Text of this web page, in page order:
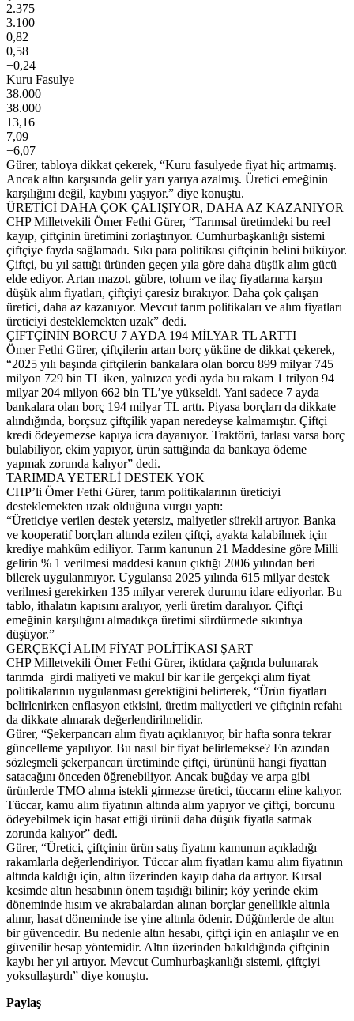
2.375
3.100
0,82
0,58
−0,24
Kuru Fasulye
38.000
38.000
13,16
7,09
−6,07
Gürer, tabloya dikkat çekerek, “Kuru fasulyede fiyat hiç artmamış.
Ancak altın karşısında gelir yarı yarıya azalmış. Üretici emeğinin
karşılığını değil, kaybını yaşıyor.” diye konuştu.
ÜRETİCİ DAHA ÇOK ÇALIŞIYOR, DAHA AZ KAZANIYOR
CHP Milletvekili Ömer Fethi Gürer, “Tarımsal üretimdeki bu reel
kayıp, çiftçinin üretimini zorlaştırıyor. Cumhurbaşkanlığı sistemi
çiftçiye fayda sağlamadı. Sıkı para politikası çiftçinin belini büküyor.
Çiftçi, bu yıl sattığı üründen geçen yıla göre daha düşük alım gücü
elde ediyor. Artan mazot, gübre, tohum ve ilaç fiyatlarına karşın
düşük alım fiyatları, çiftçiyi çaresiz bırakıyor. Daha çok çalışan
üretici, daha az kazanıyor. Mevcut tarım politikaları ve alım fiyatları
üreticiyi desteklemekten uzak” dedi.
ÇİFTÇİNİN BORCU 7 AYDA 194 MİLYAR TL ARTTI
Ömer Fethi Gürer, çiftçilerin artan borç yüküne de dikkat çekerek,
“2025 yılı başında çiftçilerin bankalara olan borcu 899 milyar 745
milyon 729 bin TL iken, yalnızca yedi ayda bu rakam 1 trilyon 94
milyar 204 milyon 662 bin TL’ye yükseldi. Yani sadece 7 ayda
bankalara olan borç 194 milyar TL arttı. Piyasa borçları da dikkate
alındığında, borçsuz çiftçilik yapan neredeyse kalmamıştır. Çiftçi
kredi ödeyemezse kapıya icra dayanıyor. Traktörü, tarlası varsa borç
bulabiliyor, ekim yapıyor, ürün sattığında da bankaya ödeme
yapmak zorunda kalıyor” dedi.
TARIMDA YETERLİ DESTEK YOK
CHP’li Ömer Fethi Gürer, tarım politikalarının üreticiyi
desteklemekten uzak olduğuna vurgu yaptı:
“Üreticiye verilen destek yetersiz, maliyetler sürekli artıyor. Banka
ve kooperatif borçları altında ezilen çiftçi, ayakta kalabilmek için
krediye mahkûm ediliyor. Tarım kanunun 21 Maddesine göre Milli
gelirin % 1 verilmesi maddesi kanun çıktığı 2006 yılından beri
bilerek uygulanmıyor. Uygulansa 2025 yılında 615 milyar destek
verilmesi gerekirken 135 milyar vererek durumu idare ediyorlar. Bu
tablo, ithalatın kapısını aralıyor, yerli üretim daralıyor. Çiftçi
emeğinin karşılığını almadıkça üretimi sürdürmede sıkıntıya
düşüyor.”
GERÇEKÇİ ALIM FİYAT POLİTİKASI ŞART
CHP Milletvekili Ömer Fethi Gürer, iktidara çağrıda bulunarak
tarımda girdi maliyeti ve makul bir kar ile gerçekçi alım fiyat
politikalarının uygulanması gerektiğini belirterek, “Ürün fiyatları
belirlenirken enflasyon etkisini, üretim maliyetleri ve çiftçinin refahı
da dikkate alınarak değerlendirilmelidir.
Gürer, “Şekerpancarı alım fiyatı açıklanıyor, bir hafta sonra tekrar
güncelleme yapılıyor. Bu nasıl bir fiyat belirlemekse? En azından
sözleşmeli şekerpancarı üretiminde çiftçi, ürününü hangi fiyattan
satacağını önceden öğrenebiliyor. Ancak buğday ve arpa gibi
ürünlerde TMO alıma istekli girmezse üretici, tüccarın eline kalıyor.
Tüccar, kamu alım fiyatının altında alım yapıyor ve çiftçi, borcunu
ödeyebilmek için hasat ettiği ürünü daha düşük fiyatla satmak
zorunda kalıyor” dedi.
Gürer, “Üretici, çiftçinin ürün satış fiyatını kamunun açıkladığı
rakamlarla değerlendiriyor. Tüccar alım fiyatları kamu alım fiyatının
altında kaldığı için, altın üzerinden kayıp daha da artıyor. Kırsal
kesimde altın hesabının önem taşıdığı bilinir; köy yerinde ekim
döneminde hısım ve akrabalardan alınan borçlar genellikle altınla
alınır, hasat döneminde ise yine altınla ödenir. Düğünlerde de altın
bir güvencedir. Bu nedenle altın hesabı, çiftçi için en anlaşılır ve en
güvenilir hesap yöntemidir. Altın üzerinden bakıldığında çiftçinin
kaybı her yıl artıyor. Mevcut Cumhurbaşkanlığı sistemi, çiftçiyi
yoksullaştırdı” diye konuştu.
Paylaş